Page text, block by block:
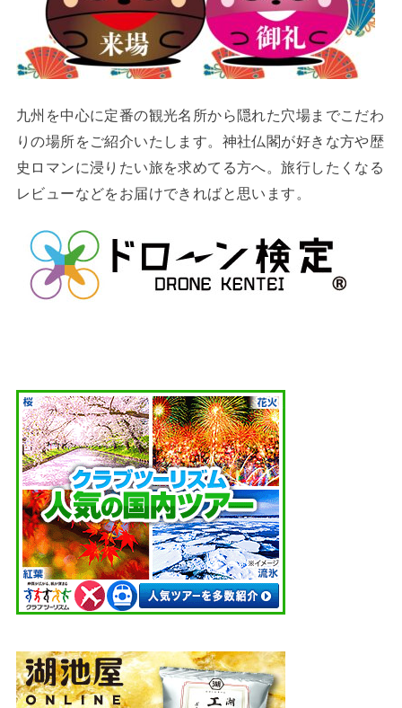
九州を中心に定番の観光名所から隠れた穴場までこだわ
りの場所をご紹介いたします。神社仏閣が好きな方や歴
史ロマンに浸りたい旅を求めてる方へ。旅行したくなる
レビューなどをお届けできればと思います。